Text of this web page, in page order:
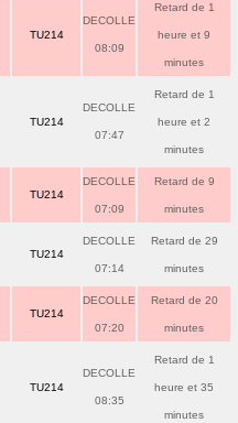
TU214
DECOLLE
08:09
Retard de 1
heure et 9
minutes
TU214
DECOLLE
07:47
Retard de 1
heure et 2
minutes
TU214
DECOLLE
07:09
Retard de 9
minutes
TU214
DECOLLE
07:14
Retard de 29
minutes
TU214
DECOLLE
07:20
Retard de 20
minutes
TU214
DECOLLE
08:35
Retard de 1
heure et 35
minutes